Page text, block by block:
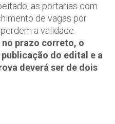
as portarias com
de vagas por
a validade.
prazo correto, o
do edital e a
deverá ser de dois